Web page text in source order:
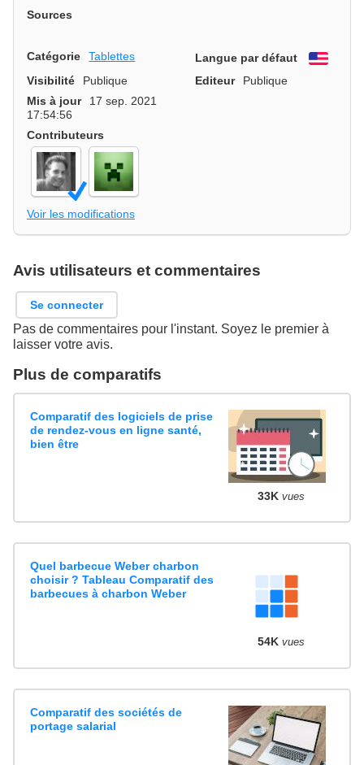
Sources
Catégorie Tablettes Langue par défaut
Visibilité
Publique Editeur
Publique
Mis à jour
17 sep. 2021
17:54:56
Contributeurs
Voir les modifications
Avis utilisateurs et commentaires
Se connecter
Pas de commentaires pour l'instant. Soyez le premier à
laisser votre avis.
Plus de comparatifs
Comparatif des logiciels de prise
de rendez-vous en ligne santé,
bien être
33K vues
Quel barbecue Weber charbon
choisir ? Tableau Comparatif des
barbecues à charbon Weber
54K vues
Comparatif des sociétés de
portage salarial